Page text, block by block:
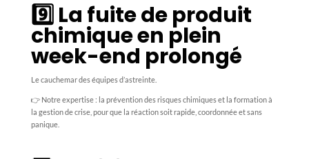
9️⃣ La fuite de produit
chimique en plein
week-end prolongé
Le cauchemar des équipes d’astreinte.
👉 Notre expertise : la prévention des risques chimiques et la formation à
la gestion de crise, pour que la réaction soit rapide, coordonnée et sans
panique.